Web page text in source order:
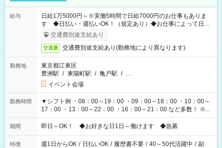
給与
日給1万5000円～※実働5時間で日給7000円のお仕事もありま
す ◆日払い・週払いOK！（規定あり）◆お仕事によって日給
も異なります
交通費別途支給あり
交通費 交通費別途支給あり(勤務地により異なります)
勤務地
東京都江東区
豊洲駅 / 東陽町駅 / 亀戸駅 / …
イベント会場
勤務時間
▼シフト例 ・08：00～19：00 ・09：00～18：00 ・10：00～
17：00 ・13：00～22：00 ・16：00～21：00 など多数！ ※お
仕事により勤務時間が異なります
期間 即日～OK！ ◆お好きな日1日～働けます ◆急募
特徴 週1日からOK / 日払いOK / 履歴書不要 / 40～50代活躍中 / 副